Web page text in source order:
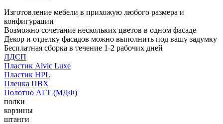
Изготовление мебели в прихожую любого размера и
конфигурации
Возможно сочетание нескольких цветов в одном фасаде
Декор и отделку фасадов можно выполнить под вашу задумку
Бесплатная сборка в течение 1-2 рабочих дней
ЛДСП
Пластик Alvic Luxe
Пластик HPL
Пленка ПВХ
Полотно АГТ (МДФ)
полки
корзины
штанги